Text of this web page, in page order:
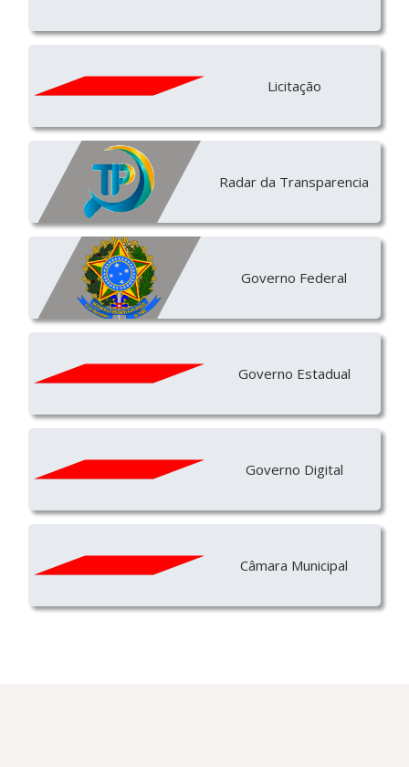
Licitação
Radar da Transparencia
Governo Federal
Governo Estadual
Governo Digital
Câmara Municipal